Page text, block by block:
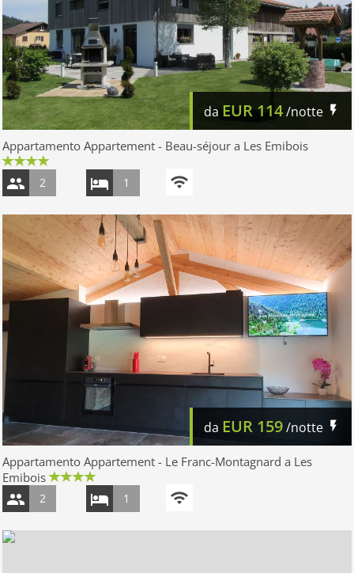
da EUR 114/notte
Appartamento Appartement - Beau-séjour a Les Emibois
2 1
da EUR 159/notte
Appartamento Appartement - Le Franc-Montagnard a Les
Emibois
2 1